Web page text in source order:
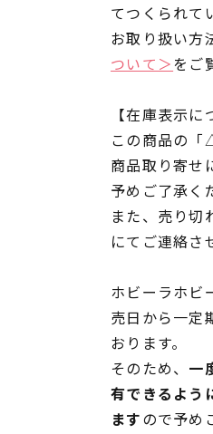
てつくられて
お取り扱い方
ついて＞をご
【在庫表示に
この商品の「
商品取り寄せ
予めご了承く
また、売り切
にてご連絡さ
ホビーラホビ
売日から一定
おります。
そのため、 一
有できるよう
ますので予め